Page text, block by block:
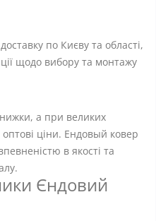
по Києву та області,
щодо вибору та монтажу
а при великих
ціни. Ендовый ковер
в якості та
Єндовий